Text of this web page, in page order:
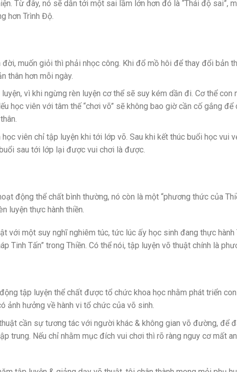
Từ đây, nó sẽ dẫn tới một sai lầm lớn hơn đó là “Thái độ sai”,
hơn Trình Độ.
đời, muốn giỏi thì phải nhọc công. Khi đổ mồ hôi để thay đổi bản
thân hơn mỗi ngày.
vì khi ngừng rèn luyện cơ thể sẽ suy kém dần đi. Cơ thể
học viên với tâm thế “chơi võ” sẽ không bao giờ cần cố gắng
học viên chỉ tập luyện khi tới lớp võ. Sau khi kết thúc buổi học vui
sau tới lớp lại được vui chơi là được.
động thể chất bình thường, nó còn là một “phương thức của
luyện thực hành thiền.
với một suy nghĩ nghiêm túc, tức lúc ấy học sinh đang thực
Tinh Tấn” trong Thiền. Có thể nói, tập luyện võ thuật chính là
tập luyện thể chất được tổ chức khoa học nhằm phát triển
ảnh hưởng về hành vi tổ chức của võ sinh.
cần sự tương tác với người khác & không gian võ đường, để
trung. Nếu chỉ nhằm mục đích vui chơi thì rõ ràng nguy cơ mất